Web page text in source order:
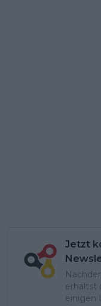
Jetzt
erhältst
einigen